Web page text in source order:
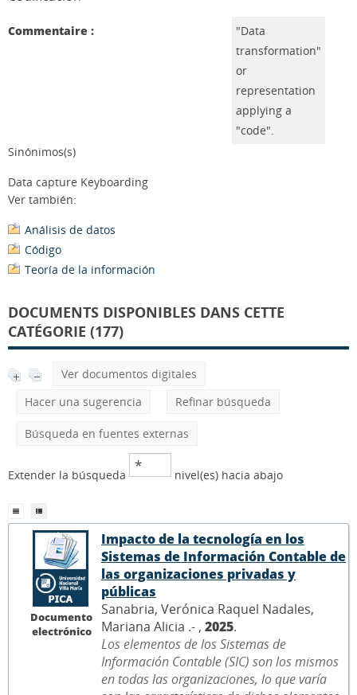
Commentaire :
"Data
transformation"
or
representation
applying a
"code".
Sinónimos(s)
Data capture Keyboarding
Ver también:
Análisis de datos
Código
Teoría de la información
DOCUMENTS DISPONIBLES DANS CETTE
CATÉGORIE (177)
Ver documentos digitales
Hacer una sugerencia
Refinar búsqueda
Búsqueda en fuentes externas
Extender la búsqueda nivel(es) hacia abajo
Documento
electrónico
Impacto de la tecnología en los
Sistemas de Información Contable de
las organizaciones privadas y
públicas
Sanabria, Verónica Raquel Nadales,
Mariana Alicia .- , 2025.
Los elementos de los Sistemas de
Información Contable (SIC) son los mismos
en todas las organizaciones, lo que varía